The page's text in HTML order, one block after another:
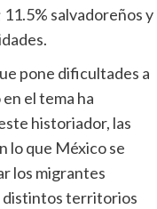
salvadoreños y
pone dificultades a
el tema ha
historiador, las
lo que México se
los migrantes
distintos territorios